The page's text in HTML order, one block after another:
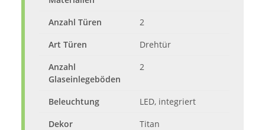
Anzahl Türen
2
Art Türen
Drehtür
Anzahl
Glaseinlegeböden
2
Beleuchtung
LED, integriert
Dekor
Titan